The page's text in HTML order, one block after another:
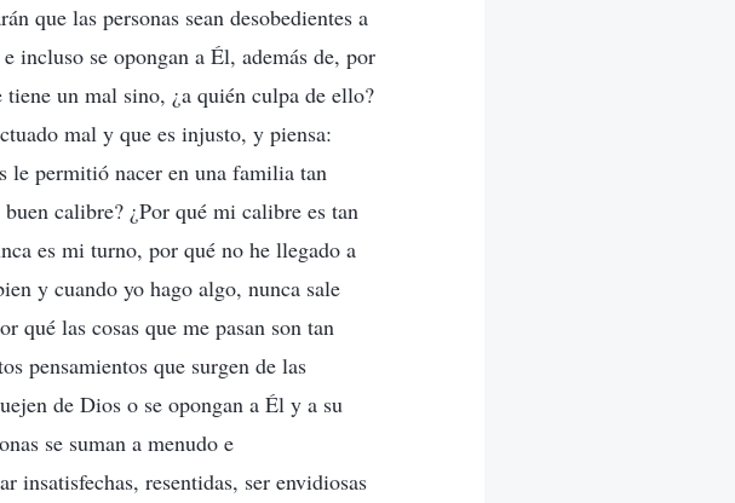
que las personas sean desobedientes a
incluso se opongan a Él, además de, por
un mal sino, ¿a quién culpa de ello?
mal y que es injusto, y piensa:
le permitió nacer en una familia tan
calibre? ¿Por qué mi calibre es tan
es mi turno, por qué no he llegado a
y cuando yo hago algo, nunca sale
qué las cosas que me pasan son tan
pensamientos que surgen de las
de Dios o se opongan a Él y a su
se suman a menudo e
insatisfechas, resentidas, ser envidiosas